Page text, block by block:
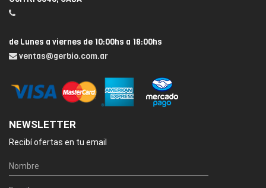
de Lunes a viernes de 10:00hs a 18:00hs
ventas@gerbio.com.ar
NEWSLETTER
Recibí ofertas en tu email